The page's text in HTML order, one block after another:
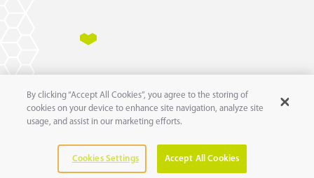
Impressum Datenschutz AEB
© 2025 pure 11GmbH
By clicking “Accept All Cookies”, you agree to the storing of
cookies on your device to enhance site navigation, analyze site
usage, and assist in our marketing efforts.
Cookies Settings Accept All Cookies